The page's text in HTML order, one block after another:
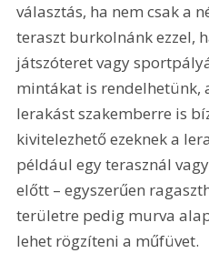
választás, ha nem csak a
teraszt burkolnánk ezzel,
játszóteret vagy
mintákat is rendelhetünk,
lerakást szakemberre is
kivitelezhető ezeknek a
például egy terasznál
előtt – egyszerűen
területre pedig murva
lehet rögzíteni a műfüvet.